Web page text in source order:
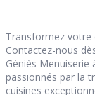
Transformez votre
Contactez-nous
Géniès Menuiserie
passionnés par la
cuisines